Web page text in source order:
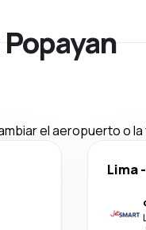
el aeropuerto o la
Lima-